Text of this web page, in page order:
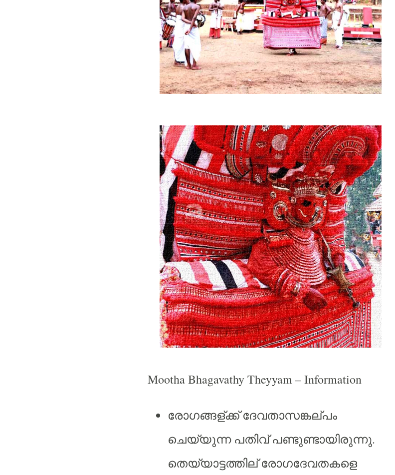
Mootha Bhagavathy Theyyam – Information
രോഗങ്ങള്ക്ക്ദേവതാസങ്കല്പം
ചെയ്യുന്ന പതിവ്പണ്ടുണ്ടായിരുന്നു.
തെയ്യാട്ടത്തില്രോഗദേവതകളെ